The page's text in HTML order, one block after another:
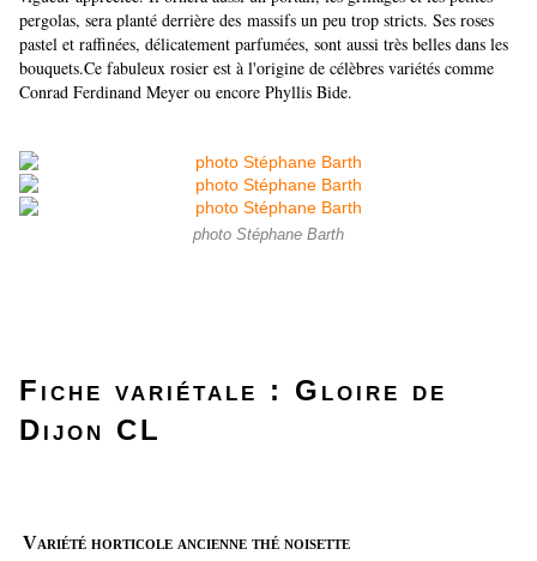
pergolas, sera planté derrière des massifs un peu trop stricts. Ses roses
pastel et raffinées, délicatement parfumées, sont aussi très belles dans les
bouquets.Ce fabuleux rosier est à l'origine de célèbres variétés comme
Conrad Ferdinand Meyer ou encore Phyllis Bide.
photo Stéphane Barth
Fiche variétale : Gloire de
Dijon CL
Variété horticole ancienne thé noisette